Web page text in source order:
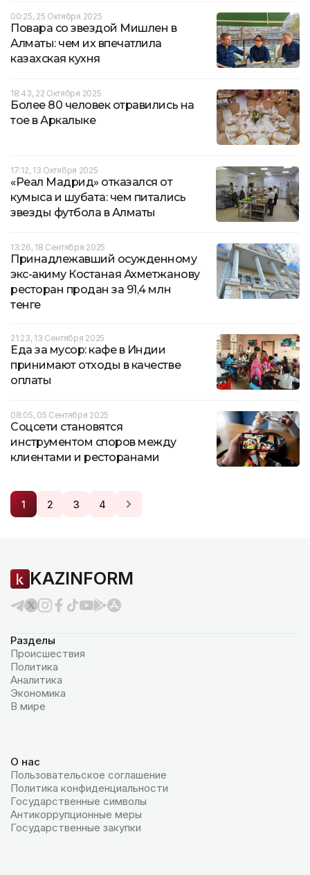
00:25, 25 Октября 2025
Повара со звездой Мишлен в
Алматы: чем их впечатлила
казахская кухня
18:43, 22 Октября 2025
Более 80 человек отравились на
тое в Аркалыке
17:12, 13 Октября 2025
«Реал Мадрид» отказался от
кумыса и шубата: чем питались
звезды футбола в Алматы
13:26, 18 Сентября 2025
Принадлежавший осужденному
экс-акиму Костаная Ахметжанову
ресторан продан за 91,4 млн
тенге
21:23, 13 Сентября 2025
Еда за мусор: кафе в Индии
принимают отходы в качестве
оплаты
08:05, 05 Сентября 2025
Соцсети становятся
инструментом споров между
клиентами и ресторанами
1 2 3 4
KAZINFORM
Разделы
Происшествия
Политика
Аналитика
Экономика
В мире
О нас
Пользовательское соглашение
Политика конфиденциальности
Государственные символы
Антикоррупционные меры
Государственные закупки